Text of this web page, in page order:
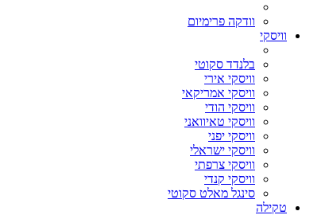
וודקה פרימיום
וויסקי
בלנדד סקוטי
וויסקי אירי
וויסקי אמריקאי
וויסקי הודי
וויסקי טאיוואני
וויסקי יפני
וויסקי ישראלי
וויסקי צרפתי
וויסקי קנדי
סינגל מאלט סקוטי
טקילה